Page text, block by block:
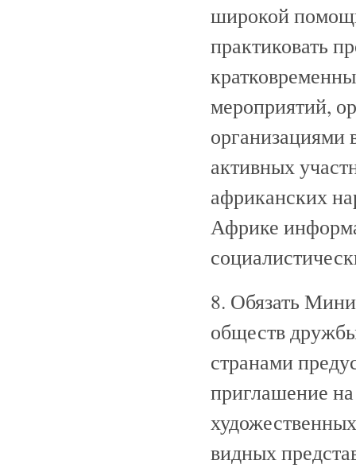
широкой
практиковать
мероприятий,
организациями
активных
африканских
Африке
8. Обязать
обществ
странами
приглашение
видных